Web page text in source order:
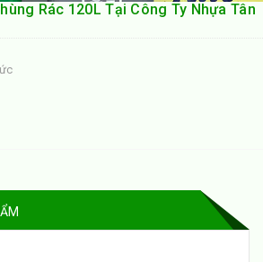
Rác 120L Tại Công Ty Nhựa Tân